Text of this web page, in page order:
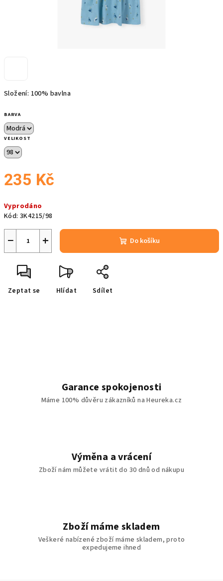
Složení: 100% bavlna
BARVA
VELIKOST
235 Kč
cena:
Vyprodáno
Kód: 3K4215/98
+
− Do košíku
Zeptat se Hlídat Sdílet
Garance spokojenosti
Máme 100% důvěru zákazníků na Heureka.cz
Výměna a vrácení
Zboží nám můžete vrátit do 30 dnů od nákupu
Zboží máme skladem
Veškeré nabízené zboží máme skladem, proto
expedujeme ihned